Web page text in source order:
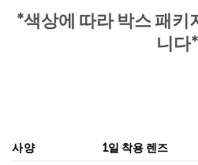
*색상에 따라 박스 패키
니다*
사양
1일 착용 렌즈